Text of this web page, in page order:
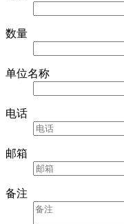
数量
单位名称
电话
邮箱
备注